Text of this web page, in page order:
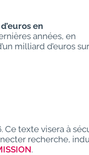
en
années, en
milliard d’euros sur
Ce texte visera à
recherche,
.